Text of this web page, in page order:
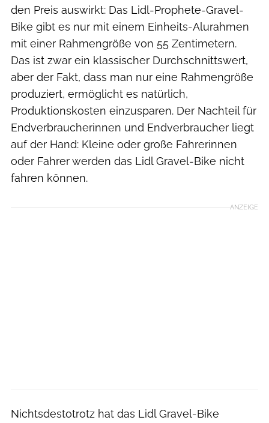
den Preis auswirkt: Das Lidl-Prophete-Gravel-
Bike gibt es nur mit einem Einheits-Alurahmen
mit einer Rahmengröße von 55 Zentimetern.
Das ist zwar ein klassischer Durchschnittswert,
aber der Fakt, dass man nur eine Rahmengröße
produziert, ermöglicht es natürlich,
Produktionskosten einzusparen. Der Nachteil für
Endverbraucherinnen und Endverbraucher liegt
auf der Hand: Kleine oder große Fahrerinnen
oder Fahrer werden das Lidl Gravel-Bike nicht
fahren können.
ANZEIGE
Nichtsdestotrotz hat das Lidl Gravel-Bike